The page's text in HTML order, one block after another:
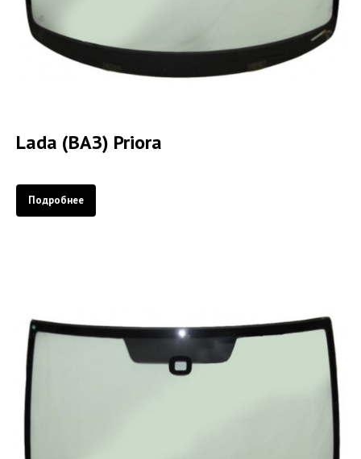
Lada (ВАЗ) Priora
Подробнее